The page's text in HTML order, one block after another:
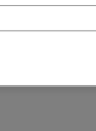
Wymiana szyb